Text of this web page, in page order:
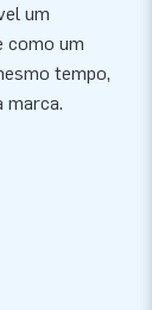
um
como um
tempo,
marca.